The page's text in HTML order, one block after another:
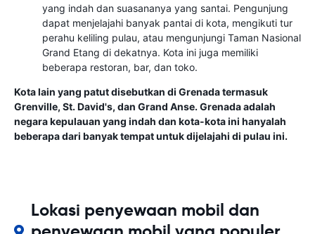
yang indah dan suasananya yang santai. Pengunjung
dapat menjelajahi banyak pantai di kota, mengikuti tur
perahu keliling pulau, atau mengunjungi Taman Nasional
Grand Etang di dekatnya. Kota ini juga memiliki
beberapa restoran, bar, dan toko.
Kota lain yang patut disebutkan di Grenada termasuk
Grenville, St. David's, dan Grand Anse. Grenada adalah
negara kepulauan yang indah dan kota-kota ini hanyalah
beberapa dari banyak tempat untuk dijelajahi di pulau ini.
Lokasi penyewaan mobil dan